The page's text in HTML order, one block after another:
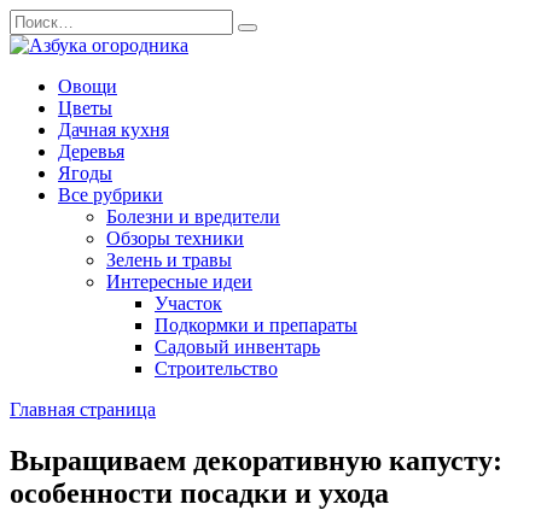
Перейти
к
содержанию
Search
for:
Овощи
Цветы
Дачная кухня
Деревья
Ягоды
Все рубрики
Болезни и вредители
Обзоры техники
Зелень и травы
Интересные идеи
Участок
Подкормки и препараты
Садовый инвентарь
Строительство
Главная страница
Выращиваем декоративную капусту:
особенности посадки и ухода